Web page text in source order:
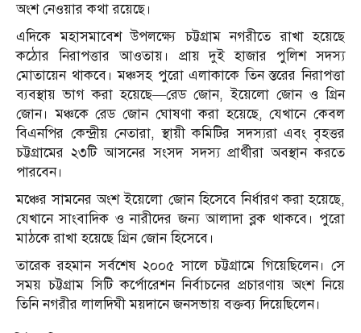
অংশ নেওয়ার কথা রয়েছে।
এদিকে মহাসমাবেশ উপলক্ষ্যে চট্টগ্রাম নগরীতে রাখা হয়েছে
কঠোর নিরাপত্তার আওতায়। প্রায় দুই হাজার পুলিশ সদস্য
মোতায়েন থাকবে। মঞ্চসহ পুরো এলাকাকে তিন স্তরের নিরাপত্তা
ব্যবস্থায় ভাগ করা হয়েছে—রেড জোন, ইয়েলো জোন ও গ্রিন
জোন। মঞ্চকে রেড জোন ঘোষণা করা হয়েছে, যেখানে কেবল
বিএনপির কেন্দ্রীয় নেতারা, স্থায়ী কমিটির সদস্যরা এবং বৃহত্তর
চট্টগ্রামের ২৩টি আসনের সংসদ সদস্য প্রার্থীরা অবস্থান করতে
পারবেন।
মঞ্চের সামনের অংশ ইয়েলো জোন হিসেবে নির্ধারণ করা হয়েছে,
যেখানে সাংবাদিক ও নারীদের জন্য আলাদা ব্লক থাকবে। পুরো
মাঠকে রাখা হয়েছে গ্রিন জোন হিসেবে।
তারেক রহমান সর্বশেষ ২০০৫ সালে চট্টগ্রামে গিয়েছিলেন। সে
সময় চট্টগ্রাম সিটি কর্পোরেশন নির্বাচনের প্রচারণায় অংশ নিয়ে
তিনি নগরীর লালদিঘী ময়দানে জনসভায় বক্তব্য দিয়েছিলেন।